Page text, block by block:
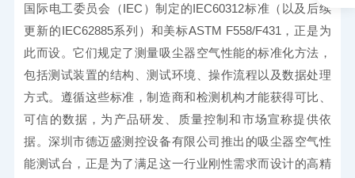
国际电工委员会（IEC）制定的IEC60312标准（以及后续
更新的IEC62885系列）和美标ASTM F558/F431，正是为
此而设。它们规定了测量吸尘器空气性能的标准化方法，
包括测试装置的结构、测试环境、操作流程以及数据处理
方式。遵循这些标准，制造商和检测机构才能获得可比、
可信的数据，为产品研发、质量控制和市场宣称提供依
据。深圳市德迈盛测控设备有限公司推出的吸尘器空气性
能测试台，正是为了满足这一行业刚性需求而设计的高精